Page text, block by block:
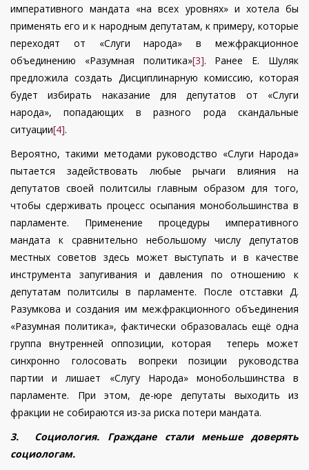
императивного мандата «на всех уровнях» и хотела бы
применять его и к народным депутатам, к примеру, которые
переходят от «Слуги народа» в межфракционное
объединению «Разумная политика»[3]. Ранее Е. Шуляк
предложила создать Дисциплинарную комиссию, которая
будет избирать наказание для депутатов от «Слуги
народа», попадающих в разного рода скандальные
ситуации[4].
Вероятно, такими методами руководство «Слуги Народа»
пытается задействовать любые рычаги влияния на
депутатов своей политсилы главным образом для того,
чтобы сдерживать процесс осыпания монобольшинства в
парламенте. Применение процедуры императивного
мандата к сравнительно небольшому числу депутатов
местных советов здесь может выступать и в качестве
инструмента запугивания и давления по отношению к
депутатам политсилы в парламенте. После отставки Д.
Разумкова и создания им межфракционного объединения
«Разумная политика», фактически образовалась ещё одна
группа внутренней оппозиции, которая теперь может
синхронно голосовать вопреки позиции руководства
партии и лишает «Слугу Народа» монобольшинства в
парламенте. При этом, де-юре депутаты выходить из
фракции не собираются из-за риска потери мандата.
3. Социология. Граждане стали меньше доверять
социологам.